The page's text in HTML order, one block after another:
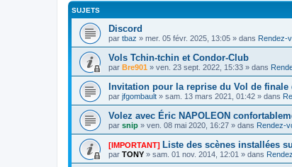
SUJETS
Discord
par tbaz » mer. 05 févr. 2025, 13:05 » dans Rendez-
Vols Tchin-tchin et Condor-Club
par Bre901 » ven. 23 sept. 2022, 15:33 » dans
Invitation pour la reprise du Vol de finale
par jfgombault » sam. 13 mars 2021, 01:42 » dans
Volez avec Éric NAPOLEON
par snip » ven. 08 mai 2020, 16:27 » dans Rendez-
[IMPORTANT] Liste des scènes installées
par TONY » sam. 01 nov. 2014, 12:01 » dans